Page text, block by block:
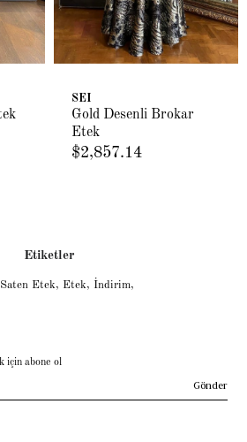
SEI
Gold Desenli Brokar
Etek
$2,857.14
Etiketler
Saten Etek, Etek, İndirim,
için abone ol
Gönder